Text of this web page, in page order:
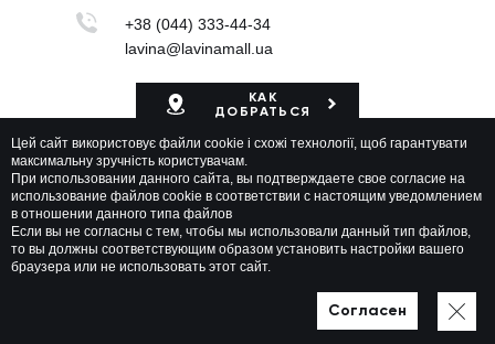
+38 (044) 333-44-34
lavina@lavinamall.ua
КАК
ДОБРАТЬСЯ
Карта ТРЦ
Lavina Mall © 2026 Все права защищены
Цей сайт використовує файли cookie і схожі технології, щоб гарантувати
максимальну зручність користувачам.
При использовании данного сайта, вы подтверждаете свое согласие на
использование файлов cookie в соответствии с настоящим уведомлением
в отношении данного типа файлов
Если вы не согласны с тем, чтобы мы использовали данный тип файлов,
то вы должны соответствующим образом установить настройки вашего
браузера или не использовать этот сайт.
Согласен